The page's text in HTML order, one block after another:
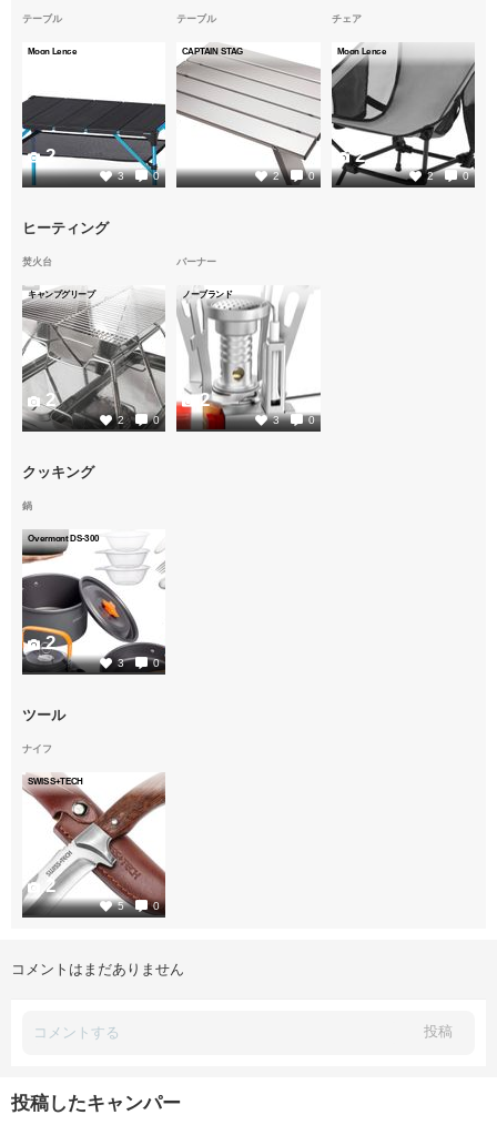
テーブル
Moon Lence
3 0
2
テーブル
CAPTAIN STAG
2 0
チェア
Moon Lence
2 0
2
ヒーティング
焚火台
キャンプグリープ
2 0
2
バーナー
ノーブランド
3 0
2
クッキング
鍋
Overmont DS-300
3 0
2
ツール
ナイフ
SWISS+TECH
5 0
2
コメントはまだありません
投稿
投稿したキャンパー